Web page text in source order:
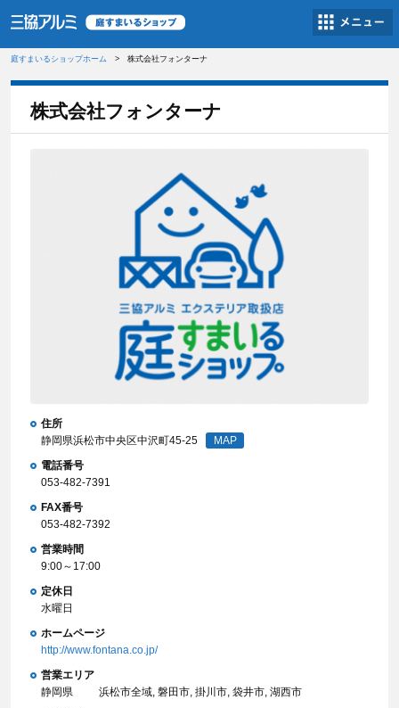
庭すまいるショップホーム 株式会社フォンターナ
株式会社フォンターナ
住所
静岡県浜松市中央区中沢町45-25
MAP
電話番号
053-482-7391
FAX番号
053-482-7392
営業時間
9:00～17:00
定休日
水曜日
ホームページ
http://www.fontana.co.jp/
営業エリア
静岡県
浜松市全域, 磐田市, 掛川市, 袋井市, 湖西市